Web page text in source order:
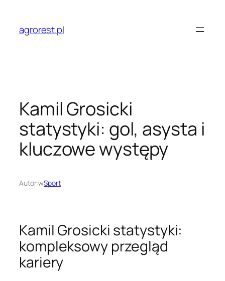
treściagrorest.pl
Kamil Grosicki
statystyki: gol, asysta i
kluczowe występy
Autor:wSport
Kamil Grosicki statystyki:
kompleksowy przegląd
kariery